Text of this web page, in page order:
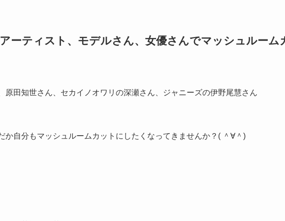
ーティスト、モデルさん、女優さんでマッシュルーム
原田知世さん、セカイノオワリの深瀬さん、ジャニーズの伊野尾慧さん
か自分もマッシュルームカットにしたくなってきませんか？( ＾∀＾)